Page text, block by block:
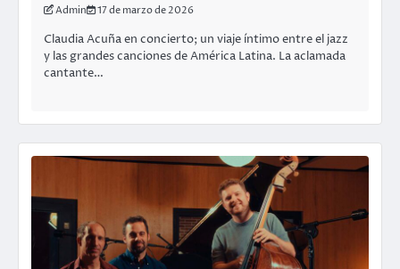
Admin 17 de marzo de 2026
Claudia Acuña en concierto; un viaje íntimo entre el jazz
y las grandes canciones de América Latina. La aclamada
cantante…